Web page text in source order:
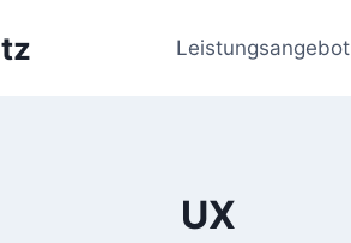
Leistungsangebot
UX